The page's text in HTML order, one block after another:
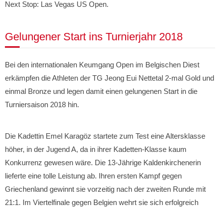
Next Stop: Las Vegas US Open.
Gelungener Start ins Turnierjahr 2018
Bei den internationalen Keumgang Open im Belgischen Diest
erkämpfen die Athleten der TG Jeong Eui Nettetal 2-mal Gold und
einmal Bronze und legen damit einen gelungenen Start in die
Turniersaison 2018 hin.
Die Kadettin Emel Karagöz startete zum Test eine Altersklasse
höher, in der Jugend A, da in ihrer Kadetten-Klasse kaum
Konkurrenz gewesen wäre. Die 13-Jährige Kaldenkirchenerin
lieferte eine tolle Leistung ab. Ihren ersten Kampf gegen
Griechenland gewinnt sie vorzeitig nach der zweiten Runde mit
21:1. Im Viertelfinale gegen Belgien wehrt sie sich erfolgreich